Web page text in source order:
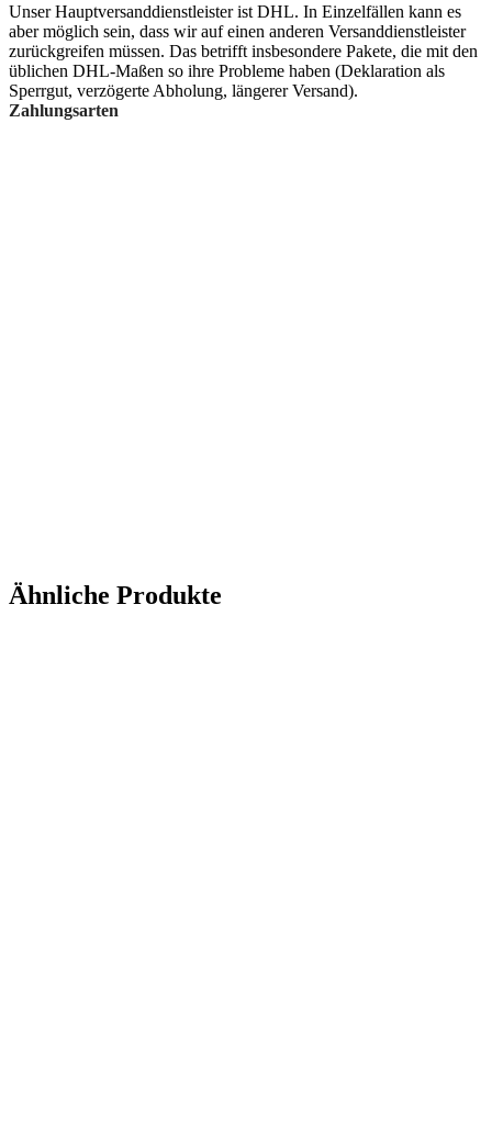
Unser Hauptversanddienstleister ist DHL. In Einzelfällen kann es
aber möglich sein, dass wir auf einen anderen Versanddienstleister
zurückgreifen müssen. Das betrifft insbesondere Pakete, die mit den
üblichen DHL-Maßen so ihre Probleme haben (Deklaration als
Sperrgut, verzögerte Abholung, längerer Versand).
Zahlungsarten
Ähnliche Produkte